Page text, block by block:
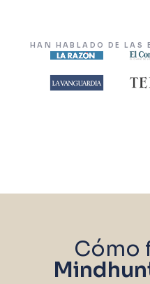
HAN HABLADO DE LAS
Cómo